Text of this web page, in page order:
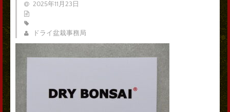
2025年11月23日
ドライ盆栽事務局